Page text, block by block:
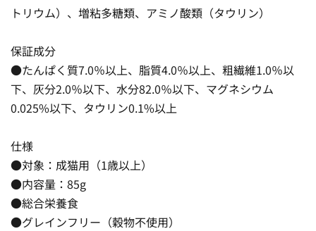
トリウム）、増粘多糖類、アミノ酸類（タウリン）
保証成分
●たんぱく質7.0％以上、脂質4.0％以上、粗繊維1.0％以
下、灰分2.0％以下、水分82.0％以下、マグネシウム
0.025%以下、タウリン0.1%以上
仕様
●対象：成猫用（1歳以上）
●内容量：85g
●総合栄養食
●グレインフリー（穀物不使用）